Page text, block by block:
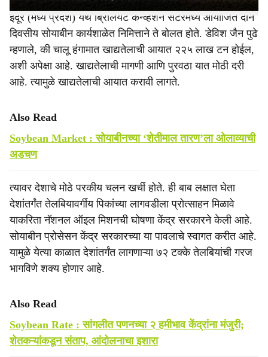
इंदूर (मध्य प्रदेश) येथे ब्रिलियंट कन्‍व्हेशन सेंटरमध्ये आयोजित दोन
दिवसीय सोयाबीन कार्यशाळेत निमित्ताने ते बोलत होते. डेविश जैन पुढे
म्हणाले, की चालू हंगामात खाद्यतेलाची आयात २२५ लाख टन होईल,
अशी अपेक्षा आहे. खाद्यतेलाची मागणी आणि पुरवठा यात मोठी दरी
आहे. त्यामुळे खाद्यतेलाची आयात करावी लागते.
Also Read
Soybean Market : सोयाबीनच्या ‘शेतीमाल तारण’ला ओलाव्याची
अडचण
त्यावर देशाचे मोठे परकीय चलन खर्ची होते. ही बाब लक्षात घेता
देशांतर्गंत तेलबियावर्गीय पिकांच्या लागवडीला प्रोत्साहन मिळावे
याकरिता नॅशनल ऑइल मिशनची घोषणा केंद्र सरकारने केली आहे.
सोयाबीन प्रोसेसन केंद्र सरकारच्या या पावलाचे स्वागत करीत आहे.
यामुळे येत्या काळात देशांतर्गंत लागणाऱ्या ७२ टक्‍के तेलबियांची गरज
भागविणे शक्‍य होणार आहे.
Also Read
Soybean Rate : सांगलीत पणनच्या २ हमीभाव केंद्रांना मंजुरी;
शेतकऱ्यांकडून संताप, आंदोलनाचा इशारा